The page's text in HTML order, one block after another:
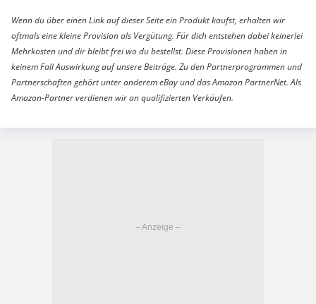
Wenn du über einen Link auf dieser Seite ein Produkt kaufst, erhalten wir
oftmals eine kleine Provision als Vergütung. Für dich entstehen dabei keinerlei
Mehrkosten und dir bleibt frei wo du bestellst. Diese Provisionen haben in
keinem Fall Auswirkung auf unsere Beiträge. Zu den Partnerprogrammen und
Partnerschaften gehört unter anderem eBay und das Amazon PartnerNet. Als
Amazon-Partner verdienen wir an qualifizierten Verkäufen.